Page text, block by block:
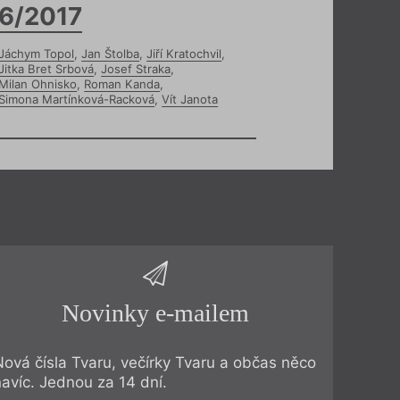
2017
Topol, Jan Štolba, Jiří Kratochvil,
Bret Srbová, Josef Straka,
Ohnisko, Roman Kanda,
Martínková-Racková, Vít Janota
Novinky e-mailem
čísla Tvaru, večírky Tvaru a občas něco
Jednou za 14 dní.